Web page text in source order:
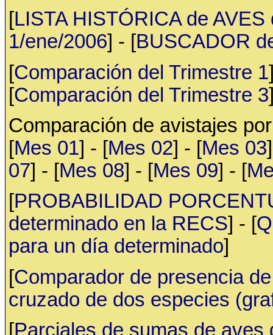
[LISTA HISTÓRICA de
1/ene/2006] - [BUSCADOR
[Comparación del Trimestre 1
[Comparación del Trimestre 3
Comparación de avistajes
[Mes 01] - [Mes 02] - [Mes 03
07] - [Mes 08] - [Mes 09] - [
[PROBABILIDAD
determinado en la RECS] - [
para un día determinado]
[Comparador de presencia
cruzado de dos especies
[Parciales de sumas de